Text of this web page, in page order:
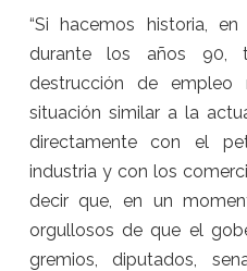
“Si hacemos historia,
durante los años 90,
destrucción de
situación similar a la
directamente con el
industria y con los
decir que, en un
orgullosos de que el
gremios, diputados,